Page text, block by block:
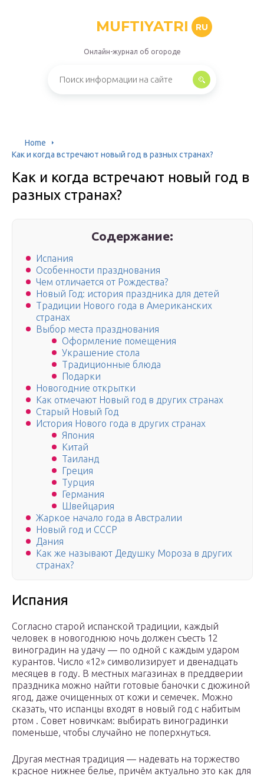
MUFTIYATRI RU
Онлайн-журнал об огороде
Home
Как и когда встречают новый год в разных странах?
Как и когда встречают новый год в
разных странах?
Содержание:
Испания
Особенности празднования
Чем отличается от Рождества?
Новый Год: история праздника для детей
Традиции Нового года в Американских
странах
Выбор места празднования
Оформление помещения
Украшение стола
Традиционные блюда
Подарки
Новогодние открытки
Как отмечают Новый год в других странах
Старый Новый Год
История Нового года в других странах
Япония
Китай
Таиланд
Греция
Турция
Германия
Швейцария
Жаркое начало года в Австралии
Новый год и СССР
Дания
Как же называют Дедушку Мороза в других
странах?
Испания
Согласно старой испанской традиции, каждый
человек в новогоднюю ночь должен съесть 12
виноградин на удачу — по одной с каждым ударом
курантов. Число «12» символизирует и двенадцать
месяцев в году. В местных магазинах в преддверии
праздника можно найти готовые баночки с дюжиной
ягод, даже очищенных от кожи и семечек. Можно
сказать, что испанцы входят в новый год с набитым
ртом . Совет новичкам: выбирать виноградинки
поменьше, чтобы случайно не поперхнуться.
Другая местная традиция — надевать на торжество
красное нижнее белье, причём актуально это как для